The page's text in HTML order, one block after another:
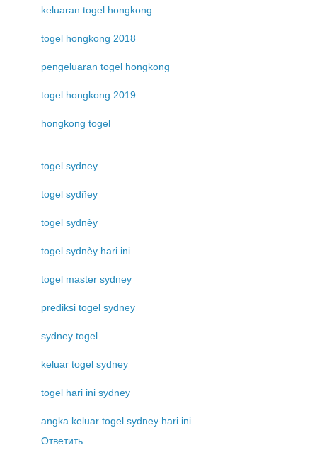
keluaran togel hongkong
togel hongkong 2018
pengeluaran togel hongkong
togel hongkong 2019
hongkong togel
togel sydney
togel sydñey
togel sydnèy
togel sydnèy hari ini
togel master sydney
prediksi togel sydney
sydney togel
keluar togel sydney
togel hari ini sydney
angka keluar togel sydney hari ini
Ответить